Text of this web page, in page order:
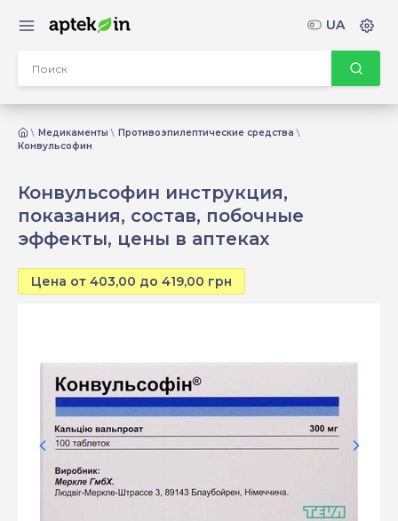
Медикаменты
Противоэпилептические средства
Конвульсофин
Конвульсофин инструкция,
показания, состав, побочные
эффекты, цены в аптеках
Цена от 403,00 до 419,00 грн
UA